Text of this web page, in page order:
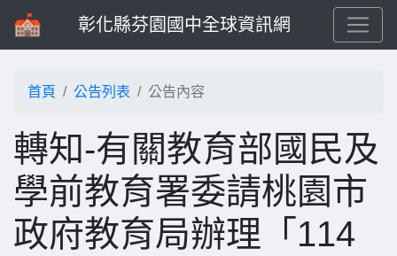
彰化縣芬園國中全球資訊網
首頁 公告列表 公告內容
轉知-有關教育部國民及
學前教育署委請桃園市
政府教育局辦理「114